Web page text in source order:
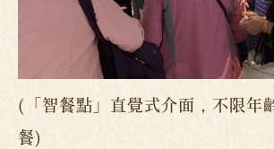
(「智餐點」直覺式介面，不限年
餐)